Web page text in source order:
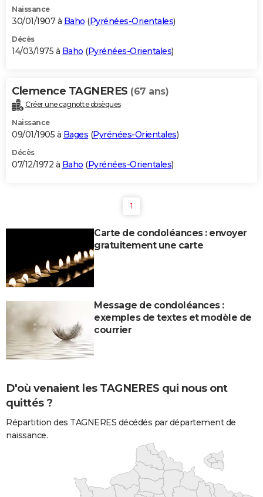
Naissance
30/01/1907 à Baho (Pyrénées-Orientales)
Décès
14/03/1975 à Baho (Pyrénées-Orientales)
Clemence TAGNERES (67 ans)
Créer une cagnotte obsèques
Naissance
09/01/1905 à Bages (Pyrénées-Orientales)
Décès
07/12/1972 à Baho (Pyrénées-Orientales)
1
Carte de condoléances : envoyer
gratuitement une carte
Message de condoléances :
exemples de textes et modèle de
courrier
D'où venaient les TAGNERES qui nous ont
quittés ?
Répartition des TAGNERES décédés par département de
naissance.